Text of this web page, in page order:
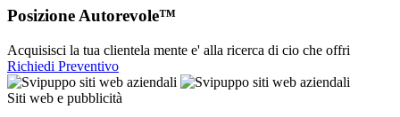
Posizione Autorevole™
Acquisisci la tua clientela mente e' alla ricerca di cio che offri
Richiedi Preventivo
Siti web e pubblicità